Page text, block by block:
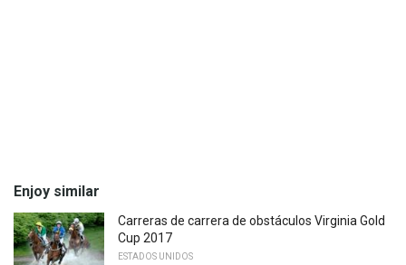
Enjoy similar
Carreras de carrera de obstáculos Virginia Gold
Cup 2017
ESTADOS UNIDOS